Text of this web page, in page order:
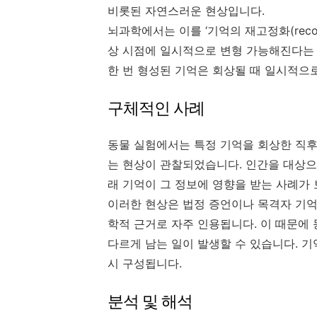
비롯된 자연스러운 현상입니다.
뇌과학에서는 이를 ‘기억의 재고정화
상 시점에 일시적으로 변형 가능해진다
한 번 형성된 기억은 회상될 때 일시적으
구체적인 사례
동물 실험에서는 특정 기억을 회상한 직
는 현상이 관찰되었습니다. 인간을 대상
래 기억이 그 정보에 영향을 받는 사례가
이러한 현상은 법정 증언이나 목격자 기
학적 근거로 자주 인용됩니다. 이 때문에
다르게 남는 일이 발생할 수 있습니다.
시 구성됩니다.
분석 및 해석